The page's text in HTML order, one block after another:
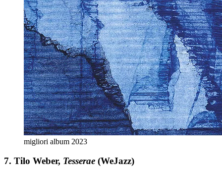
migliori album 2023
7. Tilo Weber, Tesserae (WeJazz)